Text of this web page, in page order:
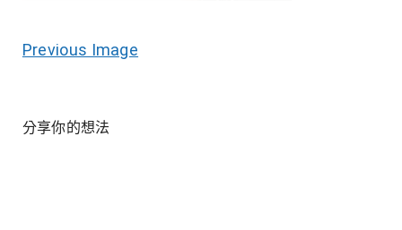
Previous Image
分享你的想法